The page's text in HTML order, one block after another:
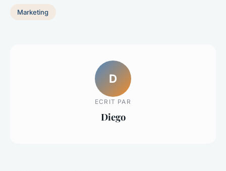
Marketing
D
ECRIT PAR
Diego